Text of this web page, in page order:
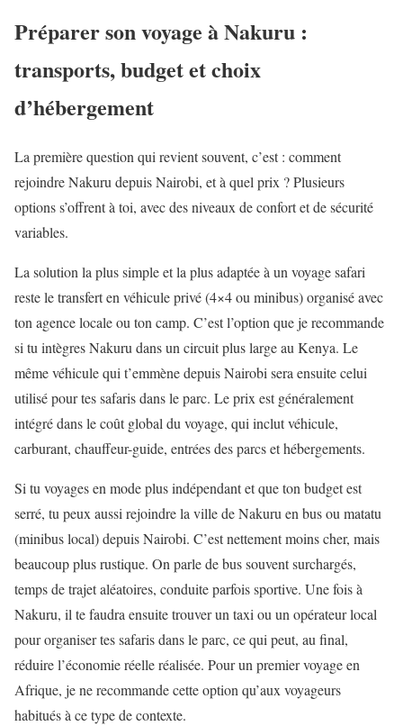
Préparer son voyage à Nakuru :
transports, budget et choix
d’hébergement
La première question qui revient souvent, c’est : comment
rejoindre Nakuru depuis Nairobi, et à quel prix ? Plusieurs
options s’offrent à toi, avec des niveaux de confort et de sécurité
variables.
La solution la plus simple et la plus adaptée à un voyage safari
reste le transfert en véhicule privé (4×4 ou minibus) organisé avec
ton agence locale ou ton camp. C’est l’option que je recommande
si tu intègres Nakuru dans un circuit plus large au Kenya. Le
même véhicule qui t’emmène depuis Nairobi sera ensuite celui
utilisé pour tes safaris dans le parc. Le prix est généralement
intégré dans le coût global du voyage, qui inclut véhicule,
carburant, chauffeur-guide, entrées des parcs et hébergements.
Si tu voyages en mode plus indépendant et que ton budget est
serré, tu peux aussi rejoindre la ville de Nakuru en bus ou matatu
(minibus local) depuis Nairobi. C’est nettement moins cher, mais
beaucoup plus rustique. On parle de bus souvent surchargés,
temps de trajet aléatoires, conduite parfois sportive. Une fois à
Nakuru, il te faudra ensuite trouver un taxi ou un opérateur local
pour organiser tes safaris dans le parc, ce qui peut, au final,
réduire l’économie réelle réalisée. Pour un premier voyage en
Afrique, je ne recommande cette option qu’aux voyageurs
habitués à ce type de contexte.